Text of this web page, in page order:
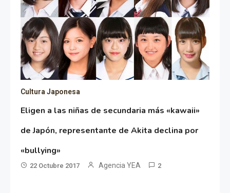
Cultura Japonesa
Eligen a las niñas de secundaria más «kawaii»
de Japón, representante de Akita declina por
«bullying»
22 Octubre 2017 Agencia YEA 2